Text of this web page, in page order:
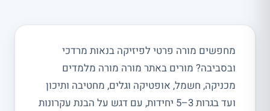
מחפשים מורה פרטי לפיזיקה בנאות מרדכי
ובסביבה? מורים באתר מורה מורה מלמדים
מכניקה, חשמל, אופטיקה וגלים, מחטיבה ותיכון
ועד בגרות 3–5 יחידות, עם דגש על הבנת עקרונות